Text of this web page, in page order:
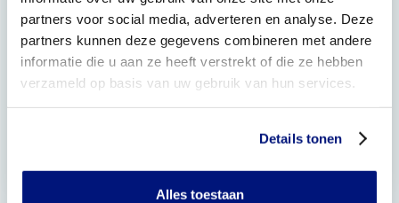
partners voor social media, adverteren en analyse. Deze
partners kunnen deze gegevens combineren met andere
informatie die u aan ze heeft verstrekt of die ze hebben
verzameld op basis van uw gebruik van hun services.
Details tonen
Alles toestaan
Steunkousen aanmeten. Hoe werkt dat?
Wat zijn drukklassen 1, 2, 3 en 4?
Hoe lang heb ik garantie op mijn kousen?
Wat is de levertijd van mijn steunkousen?